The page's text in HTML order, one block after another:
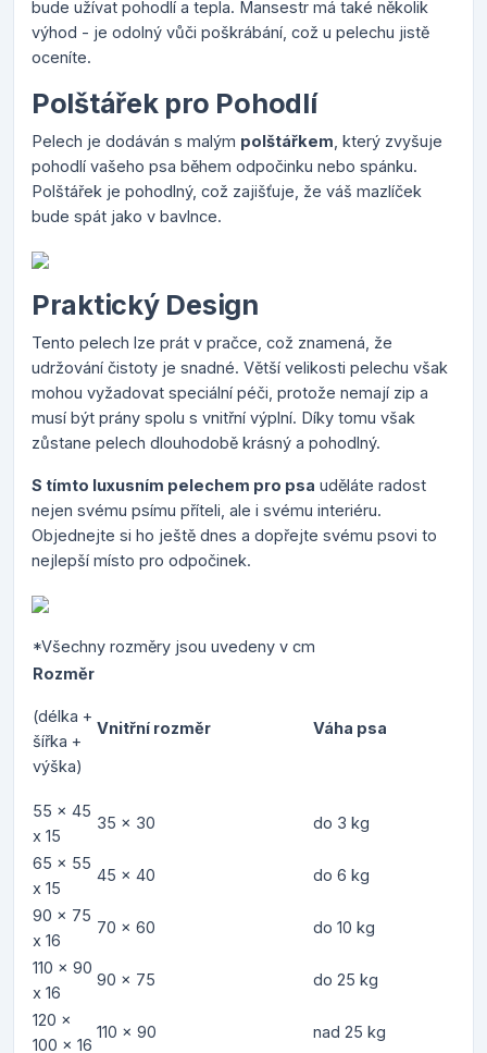
bude užívat pohodlí a tepla. Mansestr má také několik
výhod - je odolný vůči poškrábání, což u pelechu jistě
oceníte.
Polštářek pro Pohodlí
Pelech je dodáván s malým polštářkem , který zvyšuje
pohodlí vašeho psa během odpočinku nebo spánku.
Polštářek je pohodlný, což zajišťuje, že váš mazlíček
bude spát jako v bavlnce.
Praktický Design
Tento pelech lze prát v pračce, což znamená, že
udržování čistoty je snadné. Větší velikosti pelechu však
mohou vyžadovat speciální péči, protože nemají zip a
musí být prány spolu s vnitřní výplní. Díky tomu však
zůstane pelech dlouhodobě krásný a pohodlný.
S tímto luxusním pelechem pro psa uděláte radost
nejen svému psímu příteli, ale i svému interiéru.
Objednejte si ho ještě dnes a dopřejte svému psovi to
nejlepší místo pro odpočinek.
*Všechny rozměry jsou uvedeny v cm
Rozměr
(délka +
šířka +
výška)
Vnitřní rozměr Váha psa
55 x 45
x 15
35 x 30 do 3 kg
65 x 55
x 15
45 x 40 do 6 kg
90 x 75
x 16
70 x 60 do 10 kg
110 x 90
x 16
90 x 75 do 25 kg
120 x
100 x 16
110 x 90 nad 25 kg